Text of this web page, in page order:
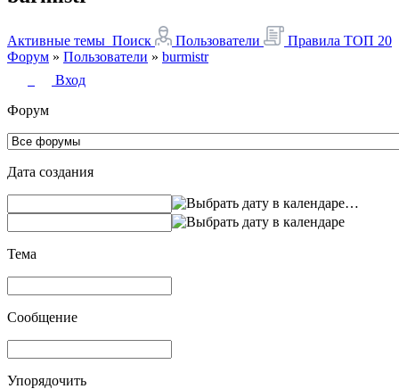
Активные темы Поиск Пользователи Правила ТОП 20
Форум » Пользователи » burmistr
Вход
Форум
Дата создания
…
Тема
Сообщение
Упорядочить